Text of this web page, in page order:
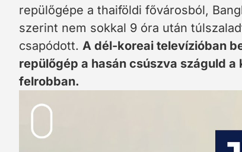
repülőgépe a thaiföldi fővárosból,
szerint nem sokkal 9 óra után
csapódott. A dél-koreai televízióban
repülőgép a hasán csúszva száguld
felrobban.